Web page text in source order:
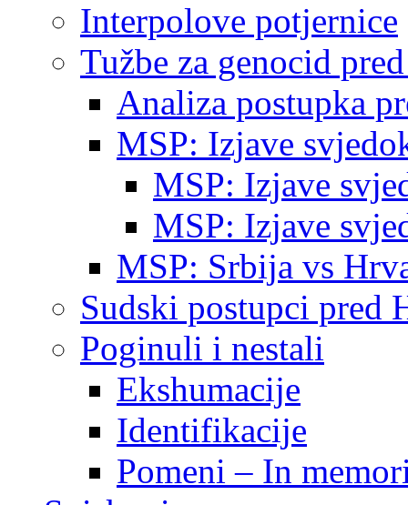
Interpolove potjernice
Tužbe za genocid
Analiza postupka
MSP: Izjave
MSP: Izjave
MSP: Izjave
MSP: Srbija vs
Sudski postupci pred
Poginuli i nestali
Ekshumacije
Identifikacije
Pomeni – In